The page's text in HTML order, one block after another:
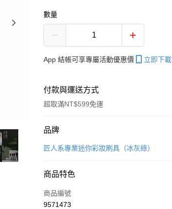
數量
App 結帳可享專屬活動優惠價 立即下載
付款與運送方式
超取滿NT$599免運
付款方式
信用卡一次付款
Apple Pay
品牌
匠人系專業迷你彩妝刷具（冰灰綠）
商品特色
商品編號
9571473